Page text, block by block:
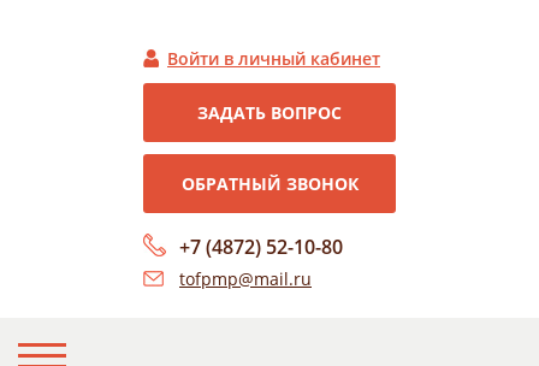
+7 (4872) 52-10-80
tofpmp@mail.ru
Войти в личный кабинет
ЗАДАТЬ ВОПРОС
ОБРАТНЫЙ ЗВОНОК